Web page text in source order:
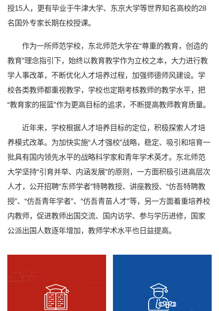
授15人，更有毕业于牛津大学、东京大学等世界知名高校的28
名国外专家长期在校授课。
作为一所师范学校，东北师范大学在“尊重的教育，创造的
教育”理念指引下，始终以教育教学作为立校之本，大力进行教
学人事改革，不断优化人才培养过程，加强师德师风建设。学
校各类教师都重视教学，学校也定期考核教师的教学水平，把
“教育家的摇篮”作为更高目标的追求，不断提高教师教育质量。
近年来，学校根据人才培养目标的定位，积极探索人才培
养模式改革。为加快实施“人才强校”战略，稳定、吸引和培育一
批具有国内领先水平的战略科学家和青年学术英才。东北师范
大学坚持“引育并举、内涵发展”的原则，一方面积极引进高层次
人才，公开招聘“东师学者”特聘教授、讲座教授、“仿吾特聘教
授”、“仿吾青年学者”、“仿吾青苗人才”等，另一方面着重培养校
内教师，促进教师出国交流、国内访学、参与学历进修，国家
公派出国人数逐年增加，教师学术水平也日益提高。